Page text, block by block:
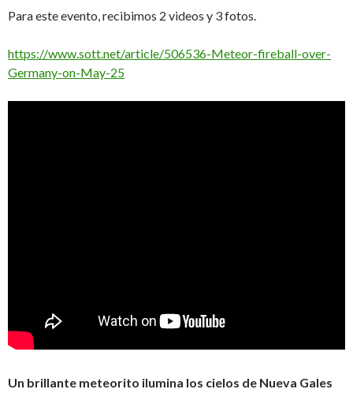
Para este evento, recibimos 2 videos y 3 fotos.
https://www.sott.net/article/506536-Meteor-fireball-over-
Germany-on-May-25
Un brillante meteorito ilumina los cielos de Nueva Gales